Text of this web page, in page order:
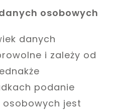
osobowych
danych
i zależy od
podanie
jest